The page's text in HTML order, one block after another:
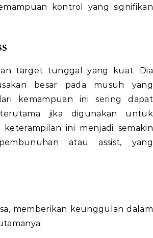
kontrol yang signifikan
target tunggal yang kuat. Dia
besar pada musuh yang
kemampuan ini sering dapat
jika digunakan untuk
ini menjadi semakin
atau assist, yang
memberikan keunggulan dalam